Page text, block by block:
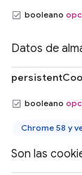
booleano
Datos de
booleano
Chrome 58 y
Son las